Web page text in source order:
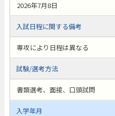
2026年7月8日
入試日程に関する備考
専攻により日程は異なる
試験/選考方法
書類選考、面接、口頭試問
入学年月